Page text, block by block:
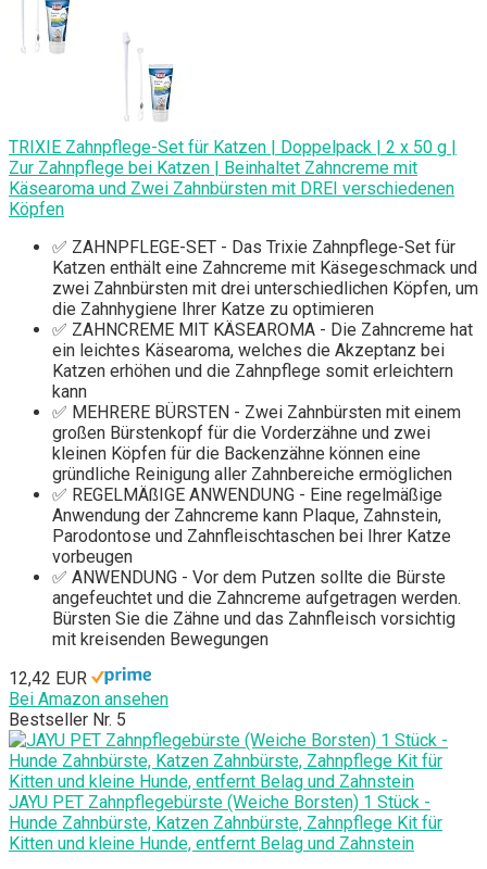
TRIXIE Zahnpflege-Set für Katzen | Doppelpack | 2 x 50 g |
Zur Zahnpflege bei Katzen | Beinhaltet Zahncreme mit
Käsearoma und Zwei Zahnbürsten mit DREI verschiedenen
Köpfen
✅ ZAHNPFLEGE-SET - Das Trixie Zahnpflege-Set für
Katzen enthält eine Zahncreme mit Käsegeschmack und
zwei Zahnbürsten mit drei unterschiedlichen Köpfen, um
die Zahnhygiene Ihrer Katze zu optimieren
✅ ZAHNCREME MIT KÄSEAROMA - Die Zahncreme hat
ein leichtes Käsearoma, welches die Akzeptanz bei
Katzen erhöhen und die Zahnpflege somit erleichtern
kann
✅ MEHRERE BÜRSTEN - Zwei Zahnbürsten mit einem
großen Bürstenkopf für die Vorderzähne und zwei
kleinen Köpfen für die Backenzähne können eine
gründliche Reinigung aller Zahnbereiche ermöglichen
✅ REGELMÄßIGE ANWENDUNG - Eine regelmäßige
Anwendung der Zahncreme kann Plaque, Zahnstein,
Parodontose und Zahnfleischtaschen bei Ihrer Katze
vorbeugen
✅ ANWENDUNG - Vor dem Putzen sollte die Bürste
angefeuchtet und die Zahncreme aufgetragen werden.
Bürsten Sie die Zähne und das Zahnfleisch vorsichtig
mit kreisenden Bewegungen
12,42 EUR
Bei Amazon ansehen
Bestseller Nr. 5
JAYU PET Zahnpflegebürste (Weiche Borsten) 1 Stück -
Hunde Zahnbürste, Katzen Zahnbürste, Zahnpflege Kit für
Kitten und kleine Hunde, entfernt Belag und Zahnstein